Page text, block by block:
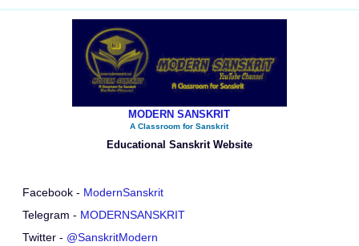
MODERN SANSKRIT
A Classroom for Sanskrit
Educational Sanskrit Website
Facebook - ModernSanskrit
Telegram - MODERNSANSKRIT
Twitter - @SanskritModern